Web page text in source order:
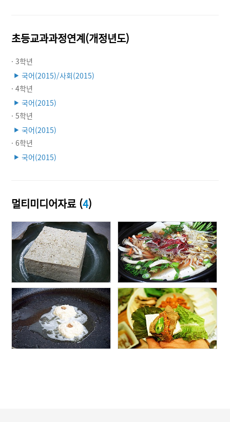
초등교과과정연계(개정년도)
· 3학년
▶ 국어(2015)/사회(2015)
· 4학년
▶ 국어(2015)
· 5학년
▶ 국어(2015)
· 6학년
▶ 국어(2015)
멀티미디어자료 (4)